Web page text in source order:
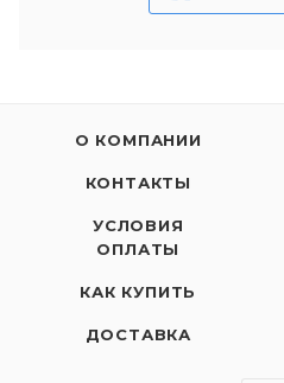
О КОМПАНИИ
КОНТАКТЫ
УСЛОВИЯ
ОПЛАТЫ
КАК КУПИТЬ
ДОСТАВКА